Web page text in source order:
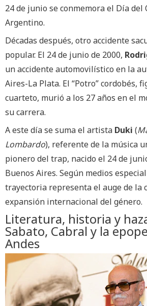
24 de junio se conmemora el Día del
Argentino.
Décadas después, otro accidente
popular. El 24 de junio de 2000,
un accidente automovilístico en la
Aires-La Plata. El “Potro” cordobés,
cuarteto, murió a los 27 años en el
su carrera.
A este día se suma el artista Duki (
Lombardo), referente de la música
pionero del trap, nacido el 24 de
Buenos Aires. Según medios
trayectoria representa el auge de la
expansión internacional del género.
Literatura, historia y
Sabato, Cabral y la
Andes